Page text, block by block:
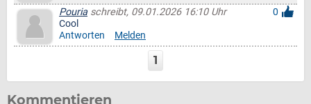
Pouriaschreibt, 09.01.2026 16:10 Uhr
0
Cool
Antworten
Melden
1
Kommentieren